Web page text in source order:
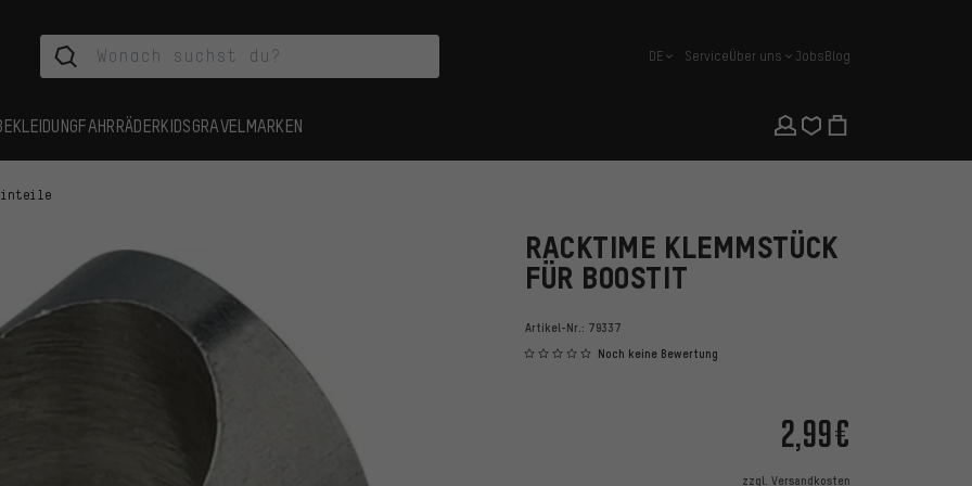
Deutsch
DE ServiceÜber uns JobsBlog
FAHRRÄDERKIDSGRAVEL MARKEN
RACKTIME KLEMMSTÜCK
FÜR BOOSTIT
Artikel-Nr.: 79337
Noch keine Bewertung
2,99€
zzgl. Versandkosten